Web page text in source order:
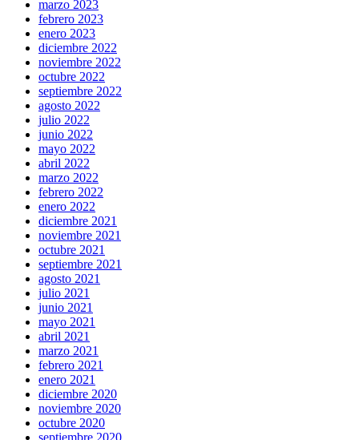
marzo 2023
febrero 2023
enero 2023
diciembre 2022
noviembre 2022
octubre 2022
septiembre 2022
agosto 2022
julio 2022
junio 2022
mayo 2022
abril 2022
marzo 2022
febrero 2022
enero 2022
diciembre 2021
noviembre 2021
octubre 2021
septiembre 2021
agosto 2021
julio 2021
junio 2021
mayo 2021
abril 2021
marzo 2021
febrero 2021
enero 2021
diciembre 2020
noviembre 2020
octubre 2020
septiembre 2020